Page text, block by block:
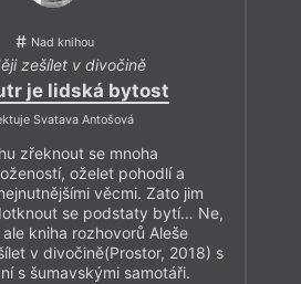
Nad knihou
zešílet v divočině
je lidská bytost
Svatava Antošová
zřeknout se mnoha
oželet pohodlí a
věcmi. Zato jim
se podstaty bytí… Ne,
kniha rozhovorů Aleše
v divočině(Prostor, 2018) s
s šumavskými samotáři.